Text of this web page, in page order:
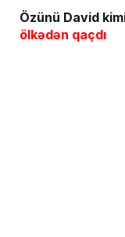
Özünü David
ölkədən qaçdı